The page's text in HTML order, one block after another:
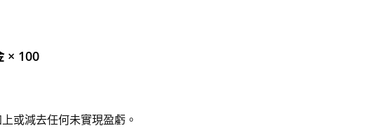
× 100
或減去任何未實現盈虧。